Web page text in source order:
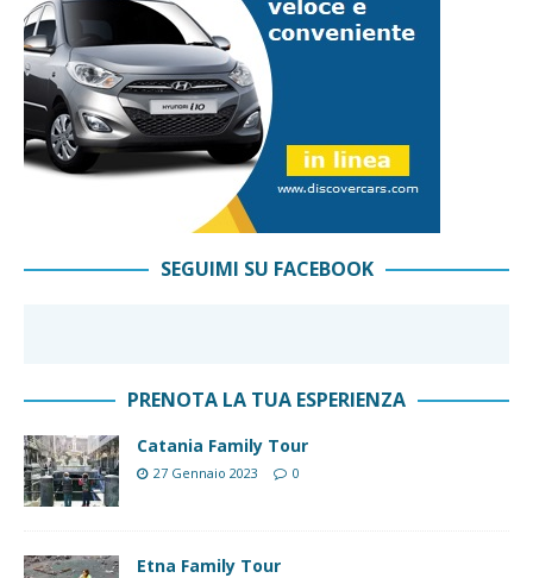
SEGUIMI SU FACEBOOK
PRENOTA LA TUA ESPERIENZA
Catania Family Tour
27 Gennaio 2023 0
Etna Family Tour